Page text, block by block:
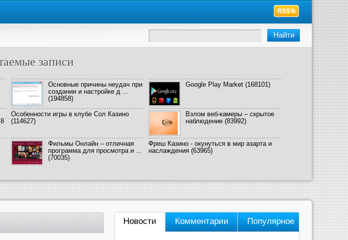
записи
Основные причины неудач при
создании и настройке д ...
(194858)
Google Play Market (168101)
Особенности игры в клубе Сол Казино
(114627)
Взлом веб-камеры – скрытое
наблюдение (83992)
Фильмы Онлайн – отличная
программа для просмотра и ...
(70035)
Фреш Казино - окунуться в мир азарта и
наслаждения (63965)
Новости Комментарии Популярное